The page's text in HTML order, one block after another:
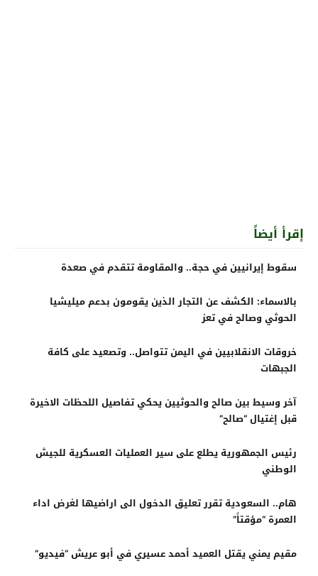
إقرأ أيضاً
سقوط إيرانيين في حجة.. والمقاومة تتقدم في صعدة
بالاسماء: الكشف عن التجار الذين يقومون بدعم ميليشيا
الحوثي وصالح في تعز
خروقات الانقلابيين في اليمن تتواصل.. وتصعيد على كافة
الجبهات
آخر وسيط بين صالح والحوثيين يحكي تفاصيل اللحظات الاخيرة
قبل إغتيال “صالح”
رئيس الجمهورية يطلع على سير العمليات العسكرية للجيش
الوطني
هام.. السعودية تقرر تعليق الدخول الى اراضيها لغرض اداء
العمرة “مؤقتاً”
مقيم يمني يقتل العميد أحمد عسيري في أبو عريش “فيديو”